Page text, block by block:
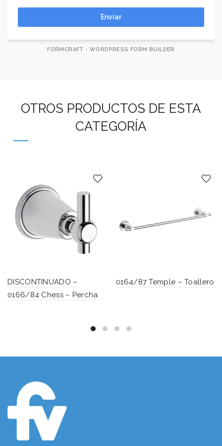
Enviar
FORMCRAFT - WORDPRESS FORM BUILDER
OTROS PRODUCTOS DE ESTA
CATEGORÍA
DISCONTINUADO –
0166/84 Chess – Percha
0164/87 Temple – Toallero